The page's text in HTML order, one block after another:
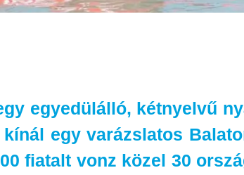
egyedülálló, kétnyelvű
egy varázslatos
fiatalt vonz közel 30